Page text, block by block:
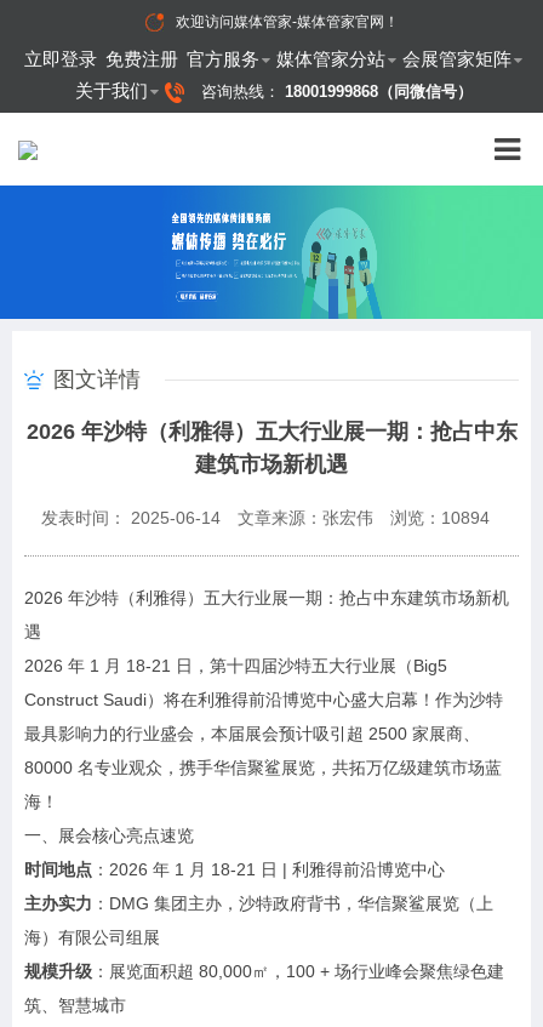
欢迎访问媒体管家-媒体管家官网 ！
立即登录 免费注册 官方服务 媒体管家分站
会展管家矩阵
关于我们
咨询热线： 18001999868（同微信号）
图文详情
2026 年沙特（利雅得）五大行业展一期：抢占中东
建筑市场新机遇
发表时间： 2025-06-14 文章来源：张宏伟 浏览： 10894
2026 年沙特（利雅得）五大行业展一期：抢占中东建筑市场新机
遇
2026 年 1 月 18-21 日，第十四届沙特五大行业展（Big5
Construct Saudi）将在利雅得前沿博览中心盛大启幕！作为沙特
最具影响力的行业盛会，本届展会预计吸引超 2500 家展商、
80000 名专业观众，携手华信聚鲨展览，共拓万亿级建筑市场蓝
海！
一、展会核心亮点速览
时间地点 ：2026 年 1 月 18-21 日 | 利雅得前沿博览中心
主办实力 ：DMG 集团主办，沙特政府背书，华信聚鲨展览（上
海）有限公司组展
规模升级 ：展览面积超 80,000㎡，100 + 场行业峰会聚焦绿色建
筑、智慧城市